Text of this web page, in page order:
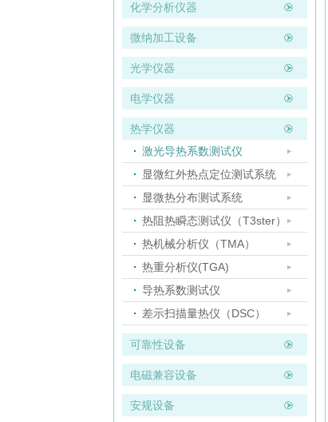
化学分析仪器
微纳加工设备
光学仪器
电学仪器
热学仪器
激光导热系数测试仪
显微红外热点定位测试系统
显微热分布测试系统
热阻热瞬态测试仪（T3ster）
热机械分析仪（TMA）
热重分析仪(TGA)
导热系数测试仪
差示扫描量热仪（DSC）
可靠性设备
电磁兼容设备
安规设备